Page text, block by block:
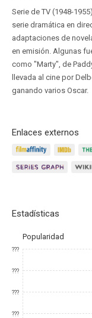
Serie de TV (1948-
serie dramática en
adaptaciones de
en emisión. Algunas
como "Marty", de
llevada al cine por
ganando varios Oscar.
Enlaces externos
Estadísticas
Popularidad
???
???
???
???